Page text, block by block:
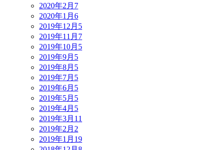
2020年2月 7
2020年1月 6
2019年12月 5
2019年11月 7
2019年10月 5
2019年9月 5
2019年8月 5
2019年7月 5
2019年6月 5
2019年5月 5
2019年4月 5
2019年3月 11
2019年2月 2
2019年1月 19